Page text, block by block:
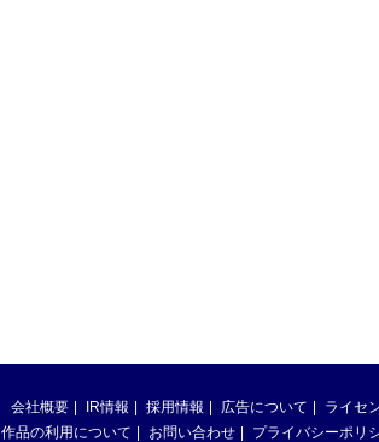
会社概要 IR情報 採用情報 広告について ライセ
作品の利用について
お問い合わせ プライバシーポリ